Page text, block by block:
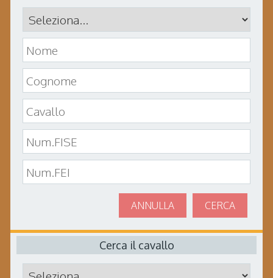
CERCA
ANNULLA
Cerca il cavallo